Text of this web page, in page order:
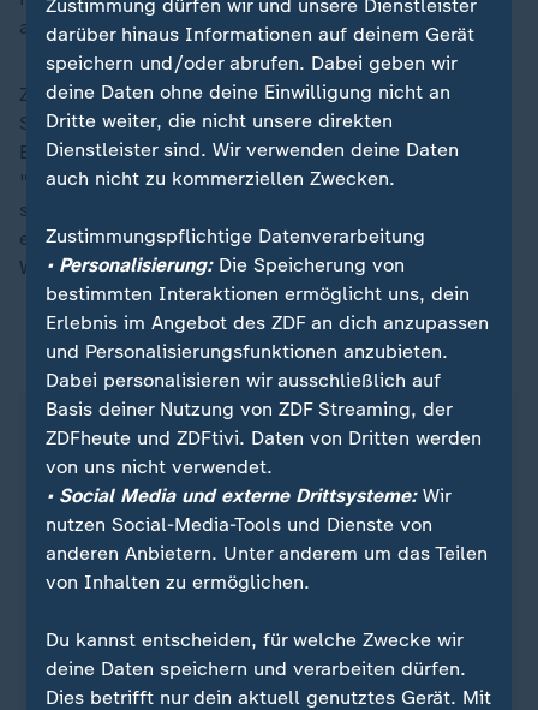
auf eine entsprechende Frage.
Zu den Gesprächen in Brandenburg, Thüringen und
Sachsen über eine mögliche Regierungsbildung unter
Beteiligung des BSW sagte der SPD-Generalsekretär:
"Manche BSW-Landespolitiker vor Ort sind offenbar
sehr an einer Regierungsbildung interessiert. Die
entscheidende Frage ist allerdings, wie Sahra
Wagenknecht sich da einmischt und mitentscheidet."
ZDFheute auf WhatsApp
Quelle: dpa
Zustimmung dürfen wir und unsere Dienstleister
darüber hinaus Informationen auf deinem Gerät
speichern und/oder abrufen. Dabei geben wir
deine Daten ohne deine Einwilligung nicht an
Dritte weiter, die nicht unsere direkten
Dienstleister sind. Wir verwenden deine Daten
auch nicht zu kommerziellen Zwecken.
Zustimmungspflichtige Datenverarbeitung
• Personalisierung:Die Speicherung von
bestimmten Interaktionen ermöglicht uns, dein
Erlebnis im Angebot des ZDF an dich anzupassen
und Personalisierungsfunktionen anzubieten.
Dabei personalisieren wir ausschließlich auf
Basis deiner Nutzung von ZDF Streaming, der
ZDFheute und ZDFtivi. Daten von Dritten werden
von uns nicht verwendet.
• Social Media und externe Drittsysteme:Wir
nutzen Social-Media-Tools und Dienste von
anderen Anbietern. Unter anderem um das Teilen
von Inhalten zu ermöglichen.
Du kannst entscheiden, für welche Zwecke wir
deine Daten speichern und verarbeiten dürfen.
Dies betrifft nur dein aktuell genutztes Gerät. Mit